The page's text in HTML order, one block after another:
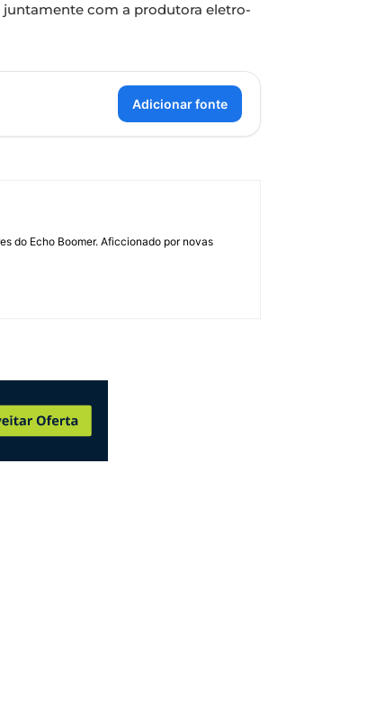
juntamente com a produtora eletro-
Adicionar fonte
do Echo Boomer. Aficcionado por novas